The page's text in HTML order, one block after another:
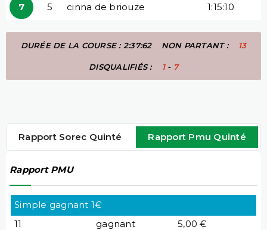
7 5 cinna de briouze 1:15:10
DURÉE DE LA COURSE : 2:37:62 NON PARTANT : 13
DISQUALIFIÉS : 1- 7
Rapport Sorec Quinté Rapport Pmu Quinté
Rapport PMU
Simple gagnant 1€
11
gagnant
5,00 €